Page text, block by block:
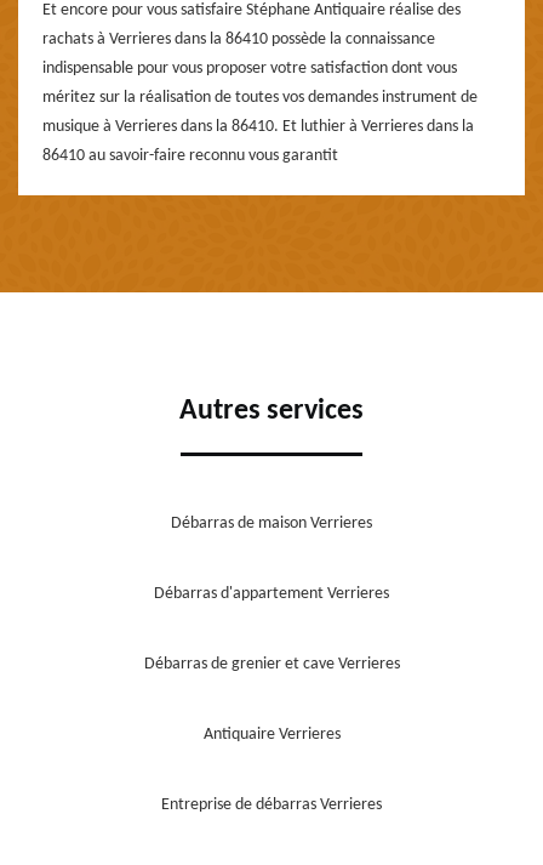
Et encore pour vous satisfaire Stéphane Antiquaire réalise des
rachats à Verrieres dans la 86410 possède la connaissance
indispensable pour vous proposer votre satisfaction dont vous
méritez sur la réalisation de toutes vos demandes instrument de
musique à Verrieres dans la 86410. Et luthier à Verrieres dans la
86410 au savoir-faire reconnu vous garantit
Autres services
Débarras de maison Verrieres
Débarras d'appartement Verrieres
Débarras de grenier et cave Verrieres
Antiquaire Verrieres
Entreprise de débarras Verrieres